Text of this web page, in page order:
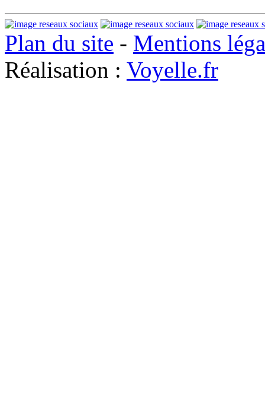
Plan du site - Mentions
Réalisation : Voyelle.fr